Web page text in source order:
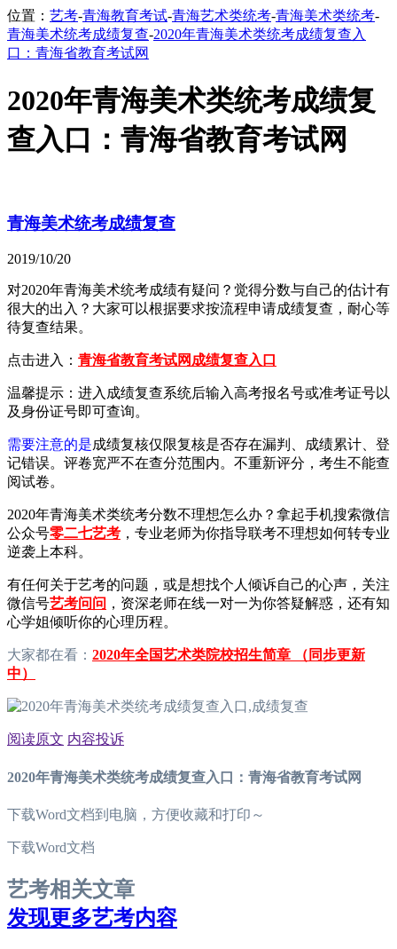
位置： 艺考-青海教育考试-青海艺术类统考-青海美术类统考-
青海美术统考成绩复查-2020年青海美术类统考成绩复查入
口：青海省教育考试网
2020年青海美术类统考成绩复
查入口：青海省教育考试网
青海美术统考成绩复查
2019/10/20
对2020年青海美术统考成绩有疑问？觉得分数与自己的估计有
很大的出入？大家可以根据要求按流程申请成绩复查，耐心等
待复查结果。
点击进入： 青海省教育考试网成绩复查入口
温馨提示：进入成绩复查系统后输入高考报名号或准考证号以
及身份证号即可查询。
需要注意的是成绩复核仅限复核是否存在漏判、成绩累计、登
记错误。评卷宽严不在查分范围内。不重新评分，考生不能查
阅试卷。
2020年青海美术类统考分数不理想怎么办？拿起手机搜索微信
公众号零二七艺考 ，专业老师为你指导联考不理想如何转专业
逆袭上本科。
有任何关于艺考的问题，或是想找个人倾诉自己的心声，关注
微信号艺考问问 ，资深老师在线一对一为你答疑解惑，还有知
心学姐倾听你的心理历程。
大家都在看： 2020年全国艺术类院校招生简章 （同步更新
中）
阅读原文 内容投诉
2020年青海美术类统考成绩复查入口：青海省教育考试网
下载Word文档到电脑，方便收藏和打印～
下载Word文档
艺考相关文章
发现更多艺考内容